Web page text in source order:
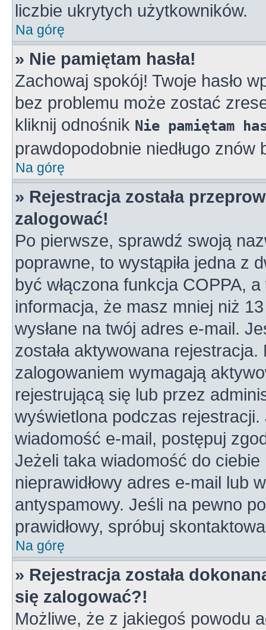
liczbie ukrytych użytkowników.
Na górę
» Nie pamiętam hasła!
Zachowaj spokój! Twoje hasło
bez problemu może zostać
kliknij odnośnik Nie pamiętam
prawdopodobnie niedługo
Na górę
» Rejestracja została
zalogować!
Po pierwsze, sprawdź swoją
poprawne, to wystąpiła jedna z
być włączona funkcja COPPA,
informacja, że masz mniej niż
wysłane na twój adres e-mail.
została aktywowana
zalogowaniem wymagają
rejestrującą się lub przez
wyświetlona podczas rejestracji.
wiadomość e-mail, postępuj
Jeżeli taka wiadomość do ciebie
nieprawidłowy adres e-mail lub
antyspamowy. Jeśli na pewno
prawidłowy, spróbuj
Na górę
» Rejestracja została
się zalogować?!
Możliwe, że z jakiegoś powodu